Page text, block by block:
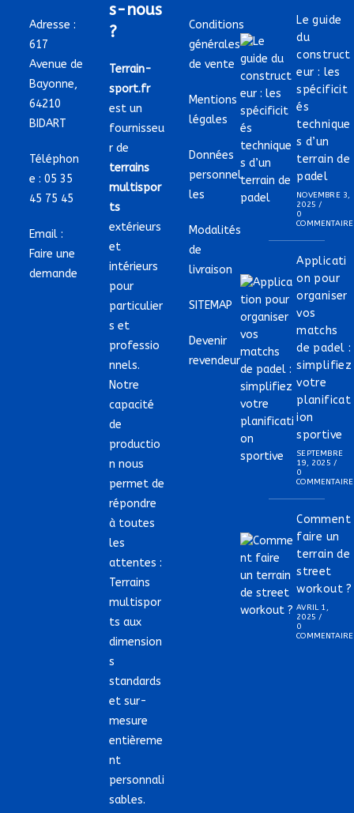
Adresse :
617
Avenue de
Bayonne,
64210
BIDART
Téléphon
e :05 35
45 75 45
Email :
Faire une
demande
s-nous
?
Terrain-
sport.fr
est un
fournisseu
r de
terrains
multispor
ts
extérieurs
et
intérieurs
pour
particulier
s et
professio
nnels.
Notre
capacité
de
productio
n nous
permet de
répondre
à toutes
les
attentes :
Terrains
multispor
ts aux
dimension
s
standards
et sur-
mesure
entièreme
nt
personnali
sables.
Conditions
générales
de vente
Mentions
légales
Données
personnel
les
Modalités
de
livraison
SITEMAP
Devenir
revendeur
Le guide
du
construct
eur : les
spécificit
és
technique
s d’un
terrain de
padel
NOVEMBRE 3,
2025 /
0
COMMENTAIRE
Applicati
on pour
organiser
vos
matchs
de padel :
simplifiez
votre
planificat
ion
sportive
SEPTEMBRE
19, 2025 /
0
COMMENTAIRE
Comment
faire un
terrain de
street
workout ?
AVRIL 1,
2025 /
0
COMMENTAIRE